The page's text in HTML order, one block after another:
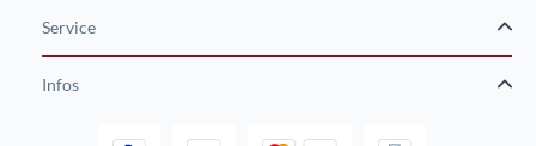
Service
Infos